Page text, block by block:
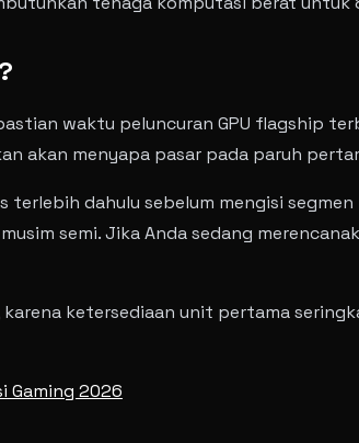
waktu peluncuran GPU flagship
akan menyapa pasar pada paruh
terlebih dahulu sebelum mengisi
semi. Jika Anda sedang
ketersediaan unit pertama
Gaming 2026